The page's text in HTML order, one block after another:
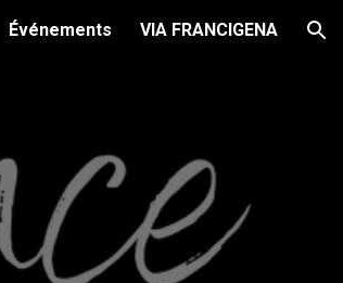
Événements VIA FRANCIGENA